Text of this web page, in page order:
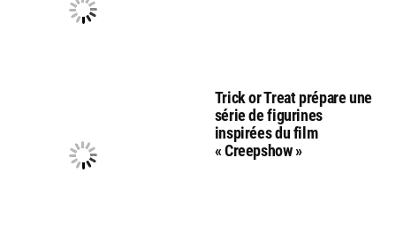
Trick or Treat prépare une
série de figurines
inspirées du film
« Creepshow »